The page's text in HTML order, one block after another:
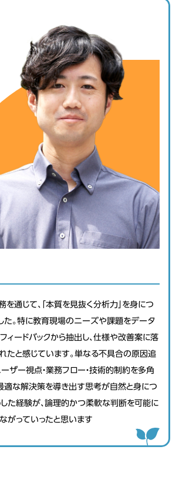
を通じて、「本質を見抜く分析力」を身につ
た。特に教育現場のニーズや課題をデータ
ィードバックから抽出し、仕様や改善案に落
たと感じています。単なる不具合の原因追
ーザー視点・業務フロー・技術的制約を多角
適な解決策を導き出す思考が自然と身につ
した経験が、論理的かつ柔軟な判断を可能に
がっていったと思います